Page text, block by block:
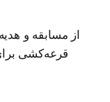
قرعه‌کشی